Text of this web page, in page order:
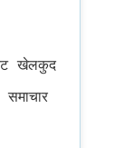
खेलकुद
समाचार